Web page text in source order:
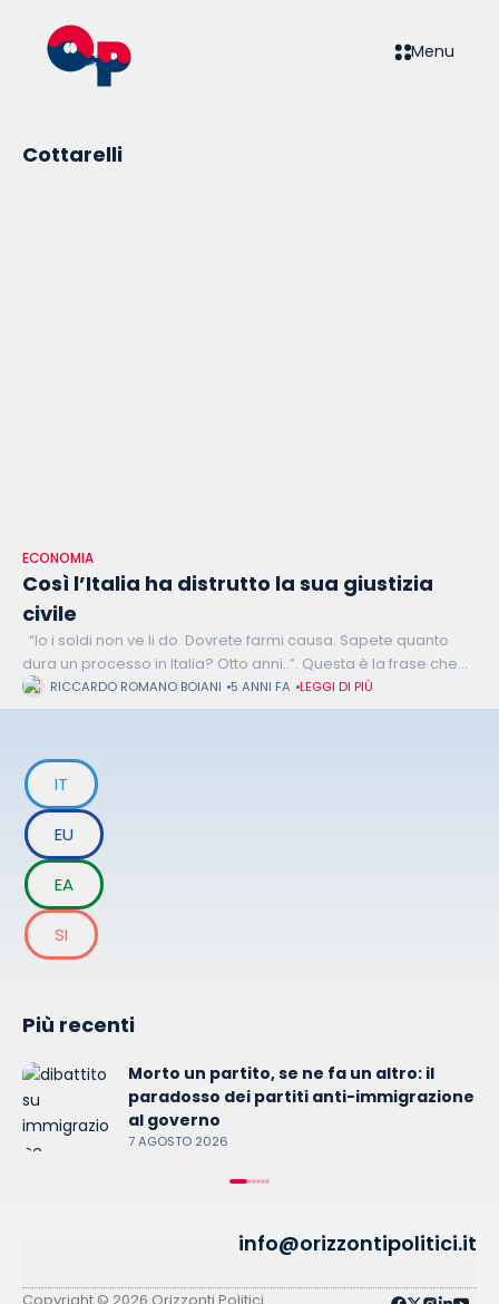
Menu
Cottarelli
ECONOMIA
Così l’Italia ha distrutto la sua giustizia
civile
“Io i soldi non ve li do. Dovrete farmi causa. Sapete quanto
dura un processo in Italia? Otto anni..”. Questa è la frase che
l’ex Premier Silvio Berlusconi, a
RICCARDO ROMANO BOIANI 5 ANNI FA LEGGI DI PIÙ
IT
EU
EA
SI
Più recenti
Morto un partito, se ne fa un altro: il
paradosso dei partiti anti-immigrazione
al governo
7 AGOSTO 2026
info@orizzontipolitici.it